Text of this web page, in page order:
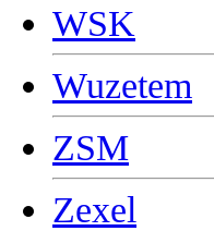
WSK
Wuzetem
ZSM
Zexel